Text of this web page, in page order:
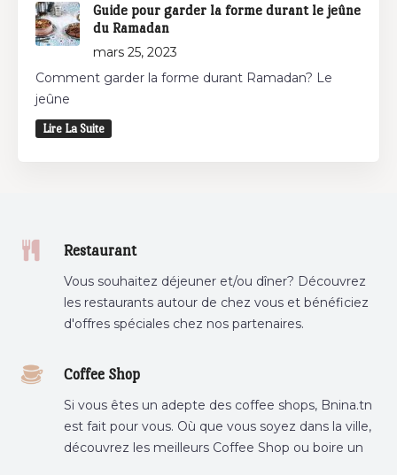
Guide pour garder la forme durant le jeûne
du Ramadan
mars 25, 2023
Comment garder la forme durant Ramadan? Le
jeûne
Lire La Suite
Restaurant
Vous souhaitez déjeuner et/ou dîner? Découvrez
les restaurants autour de chez vous et bénéficiez
d'offres spéciales chez nos partenaires.
Coffee Shop
Si vous êtes un adepte des coffee shops, Bnina.tn
est fait pour vous. Où que vous soyez dans la ville,
découvrez les meilleurs Coffee Shop ou boire un